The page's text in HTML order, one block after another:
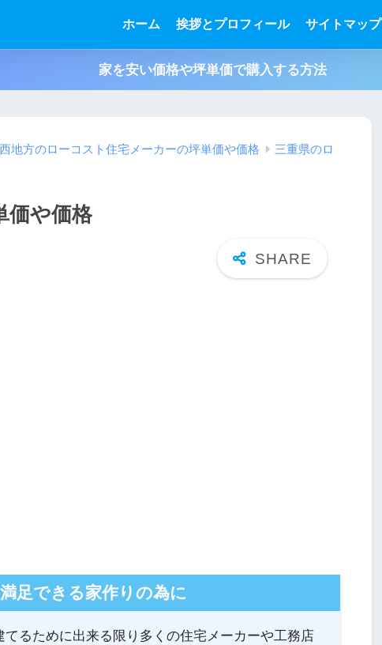
ホーム 挨拶とプロフィール サイトマップ
家を安い価格や坪単価で購入する方法
地方のローコスト住宅メーカーの坪単価や価格
三重県のロ
価や価格
足できる家作りの為に
るために出来る限り多くの住宅メーカーや工務店